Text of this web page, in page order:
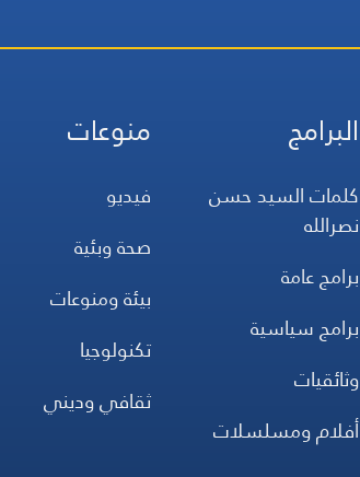
البرامج
كلمات السيد حسن
نصرالله
برامج عامة
برامج سياسية
وثائقيات
أفلام ومسلسلات
منوعات
فيديو
صحة وبئية
بيئة ومنوعات
تكنولوجيا
ثقافي وديني